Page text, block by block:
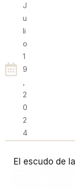
J
U
Li
O
1
9
,
2
0
2
4
El escudo de